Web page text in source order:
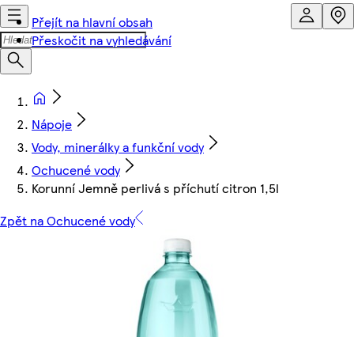
Přejít na hlavní obsah
Přeskočit na vyhledávání
Nápoje
Vody, minerálky a funkční vody
Ochucené vody
Korunní Jemně perlivá s příchutí citron 1,5l
Zpět na Ochucené vody